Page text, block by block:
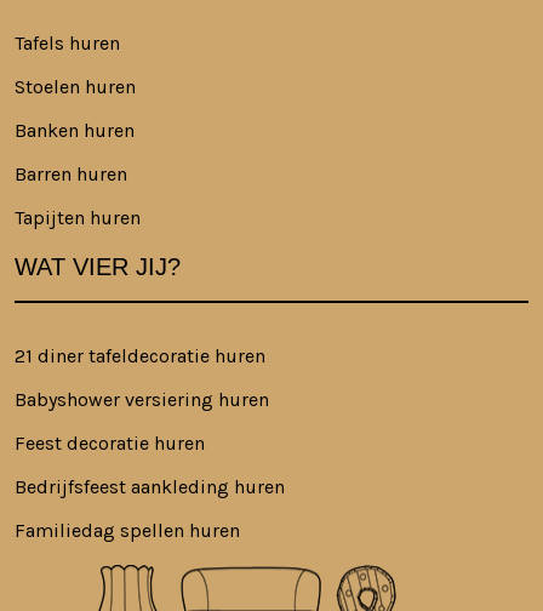
Tafels huren
Stoelen huren
Banken huren
Barren huren
Tapijten huren
WAT VIER JIJ?
21 diner tafeldecoratie huren
Babyshower versiering huren
Feest decoratie huren
Bedrijfsfeest aankleding huren
Familiedag spellen huren